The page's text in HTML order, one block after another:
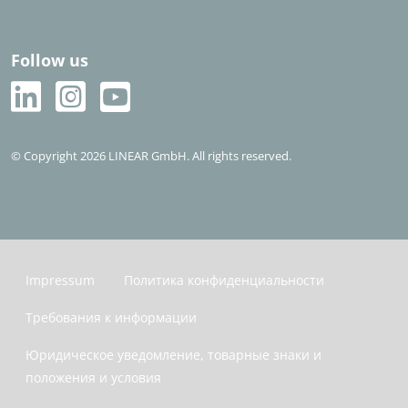
Follow us
© Copyright 2026 LINEAR GmbH. All rights reserved.
Impressum Политика конфиденциальности
Требования к информации
Юридическое уведомление, товарные знаки и
положения и условия